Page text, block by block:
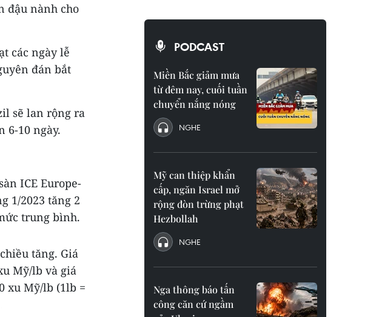
đậu nành cho
các ngày lễ
đán bắt
sẽ lan rộng ra
6-10 ngày.
ICE Europe-
1/2023 tăng 2
trung bình.
tăng. Giá
Mỹ/lb và giá
xu Mỹ/lb (1lb =
PODCAST
Miền Bắc giảm mưa
từ đêm nay, cuối tuần
chuyển nắng nóng
NGHE
Mỹ can thiệp khẩn
cấp, ngăn Israel mở
rộng đòn trừng phạt
Hezbollah
NGHE
Nga thông báo tấn
công căn cứ ngầm